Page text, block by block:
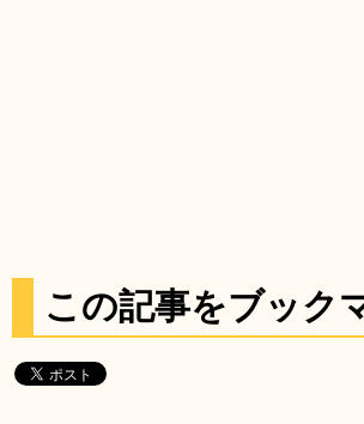
この記事をブック